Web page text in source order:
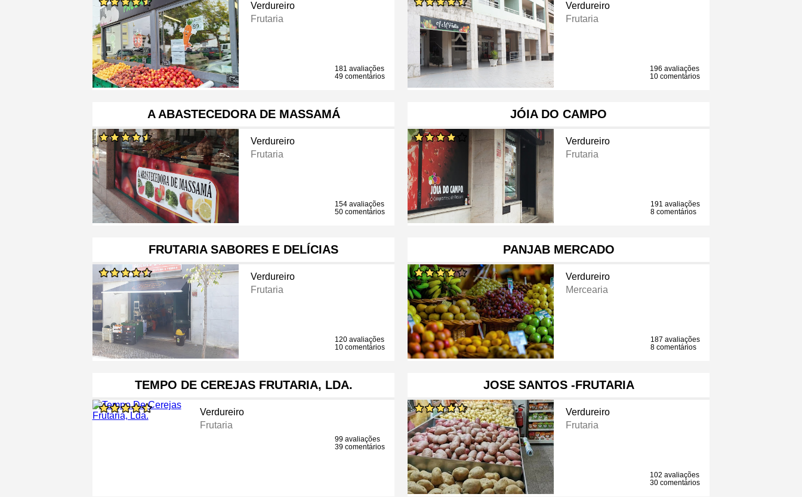
Verdureiro
Frutaria
181 avaliações
49 comentários
Verdureiro
Frutaria
196 avaliações
10 comentários
A ABASTECEDORA DE MASSAMÁ
Verdureiro
Frutaria
154 avaliações
50 comentários
JÓIA DO CAMPO
Verdureiro
Frutaria
191 avaliações
8 comentários
FRUTARIA SABORES E DELÍCIAS
Verdureiro
Frutaria
120 avaliações
10 comentários
PANJAB MERCADO
Verdureiro
Mercearia
187 avaliações
8 comentários
TEMPO DE CEREJAS FRUTARIA, LDA.
Verdureiro
Frutaria
99 avaliações
39 comentários
JOSE SANTOS -FRUTARIA
Verdureiro
Frutaria
102 avaliações
30 comentários